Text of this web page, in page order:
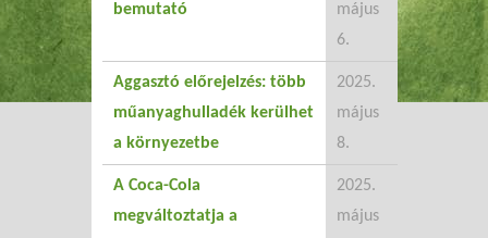
bemutató
május
6.
Aggasztó előrejelzés: több
műanyaghulladék kerülhet
a környezetbe
2025.
május
8.
A Coca-Cola
megváltoztatja a
2025.
május